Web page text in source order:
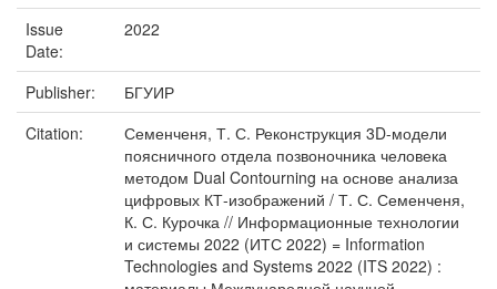
Issue
Date:
2022
Publisher:
БГУИР
Citation:
Семенченя, Т. С. Реконструкция 3D-модели
поясничного отдела позвоночника человека
методом Dual Contourning на основе анализа
цифровых КТ-изображений / Т. С. Семенченя,
К. С. Курочка // Информационные технологии
и системы 2022 (ИТС 2022) = Information
Technologies and Systems 2022 (ITS 2022) :